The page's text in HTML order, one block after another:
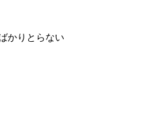
かりとらない